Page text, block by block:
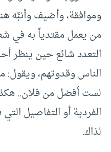
وموافقة، وأضيف وأنبِّه
من يعمل مقتدياً به في
التعدد شائع حين ينظر
الناس وقدوتهم، ويقول:
لست أفضل من فلان..
الفردية أو التفاصيل التي
لذاك.